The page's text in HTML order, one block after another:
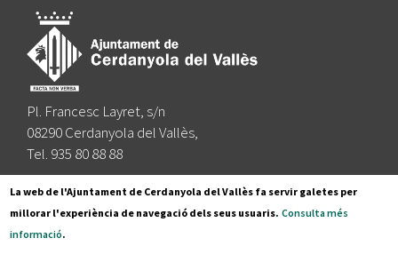
Pl. Francesc Layret, s/n
08290 Cerdanyola del Vallès,
Tel. 935 80 88 88
Segueix-nos a:
La web de l'Ajuntament de Cerdanyola del Vallès fa servir galetes per
millorar l'experiència de navegació dels seus usuaris. Consulta més
informació.